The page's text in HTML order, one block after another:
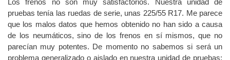
Los frenos no son muy satisfactorios. Nuestra unidad de
pruebas tenía las ruedas de serie, unas 225/55 R17. Me parece
que los malos datos que hemos obtenido no han sido a causa
de los neumáticos, sino de los frenos en sí mismos, que no
parecían muy potentes. De momento no sabemos si será un